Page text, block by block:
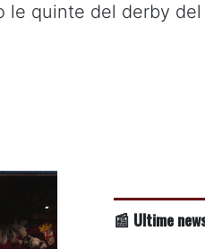
quinte del derby
📰 Ultime